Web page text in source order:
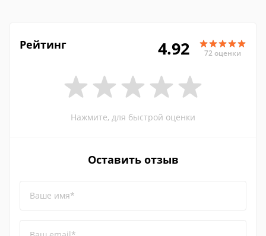
Рейтинг 4.92 72 оценки
Нажмите, для быстрой оценки
Оставить отзыв
Ваше имя*